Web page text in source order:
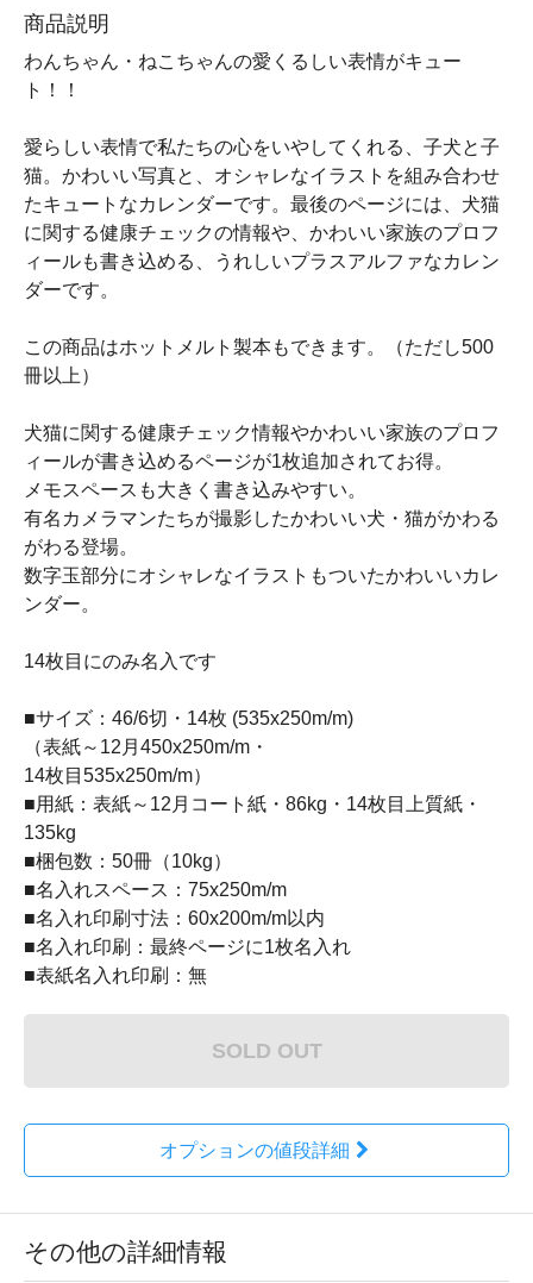
商品説明
わんちゃん・ねこちゃんの愛くるしい表情がキュー
ト！！
愛らしい表情で私たちの心をいやしてくれる、子犬と子
猫。かわいい写真と、オシャレなイラストを組み合わせ
たキュートなカレンダーです。最後のページには、犬猫
に関する健康チェックの情報や、かわいい家族のプロフ
ィールも書き込める、うれしいプラスアルファなカレン
ダーです。
この商品はホットメルト製本もできます。（ただし500
冊以上）
犬猫に関する健康チェック情報やかわいい家族のプロフ
ィールが書き込めるページが1枚追加されてお得。
メモスペースも大きく書き込みやすい。
有名カメラマンたちが撮影したかわいい犬・猫がかわる
がわる登場。
数字玉部分にオシャレなイラストもついたかわいいカレ
ンダー。
14枚目にのみ名入です
■サイズ：46/6切・14枚 (535x250m/m)
（表紙～12月450x250m/m・
14枚目535x250m/m）
■用紙：表紙～12月コート紙・86kg・14枚目上質紙・
135kg
■梱包数：50冊（10kg）
■名入れスペース：75x250m/m
■名入れ印刷寸法：60x200m/m以内
■名入れ印刷：最終ページに1枚名入れ
■表紙名入れ印刷：無
SOLD OUT
オプションの値段詳細
その他の詳細情報